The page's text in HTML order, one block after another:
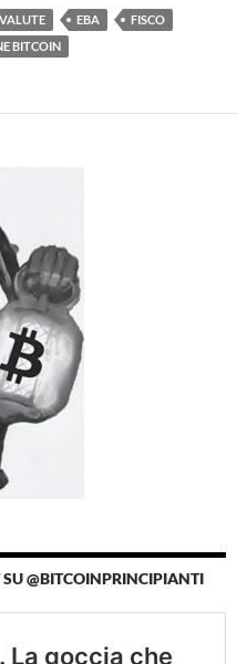
EBA
FISCO
BITCOIN
@BITCOINPRINCIPIANTI